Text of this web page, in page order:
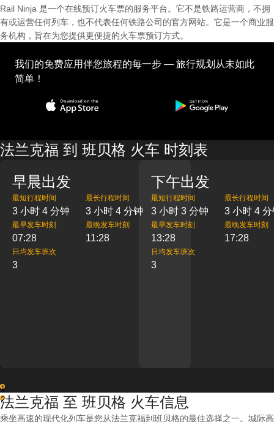
Rail Ninja 是一个在线预订火车票的服务平台。它不是铁路运营商，不拥
有或运营任何列车，也不代表任何铁路公司的官方网站。它是一个商业服
务机构，旨在为您提供更便捷的火车票预订方式。
我们的免费应用伴您旅程的每一步 — 旅行规划从未如此
简单！
法兰克福 到 班贝格 火车 时刻表
早晨出发
最短行程时间
3 小时 4 分钟
最长行程时间
3 小时 4 分钟
最早发车时刻
07:28
最晚发车时刻
11:28
日均发车班次
3
下午出发
最短行程时间
3 小时 3 分钟
最长行程时间
3 小时 4 分
最早发车时刻
13:28
最晚发车时刻
17:28
日均发车班次
3
1
2
法兰克福 至 班贝格 火车信息
乘坐高速的现代化列车是您从法兰克福到班贝格的最佳选择之一。城际高